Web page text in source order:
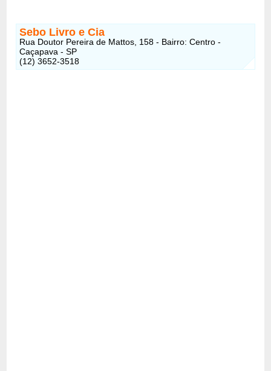
Sebo Livro e Cia
Rua Doutor Pereira de Mattos, 158 - Bairro: Centro -
Caçapava - SP
(12) 3652-3518